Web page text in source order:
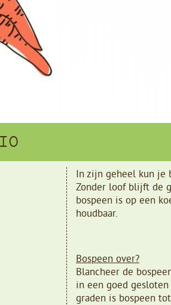
In zijn geheel kun je
Zonder loof blijft de
bospeen is op een
houdbaar.
Bospeen over?
Blancheer de
in een goed
graden is bospeen